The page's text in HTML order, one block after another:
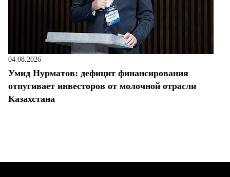
04.08.2026
Умид Нурматов: дефицит финансирования
отпугивает инвесторов от молочной отрасли
Казахстана